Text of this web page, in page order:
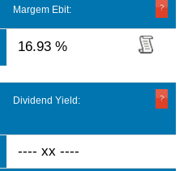
Margem Ebit:
16.93 %
Dividend Yield:
---- xx ----